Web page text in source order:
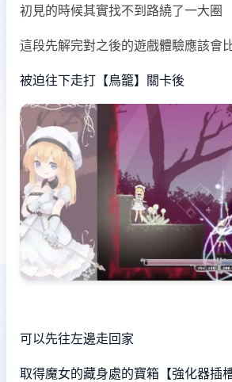
初見的時候其實找不到路繞了一大圈
這段先解完對之後的遊戲體驗應該會
被迫往下走打【鳥籠】關卡後
可以先往左邊走回家
取得魔女的藏身處的寶箱【強化器插槽